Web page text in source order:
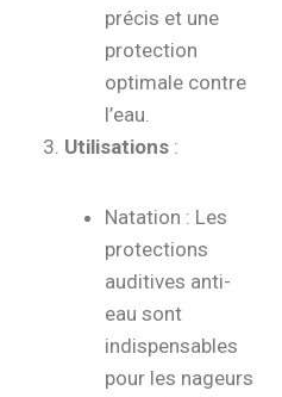
précis et une
protection
optimale contre
l’eau.
Utilisations :
Natation : Les
protections
auditives anti-
eau sont
indispensables
pour les nageurs